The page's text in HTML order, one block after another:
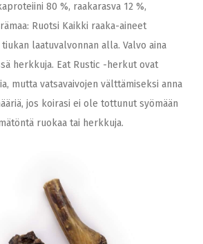
80 %, raakarasva 12 %,
Ruotsi Kaikki raaka-aineet
laatuvalvonnan alla. Valvo aina
herkkuja. Eat Rustic -herkut ovat
mutta vatsavaivojen välttämiseksi anna
jos koirasi ei ole tottunut syömään
ruokaa tai herkkuja.